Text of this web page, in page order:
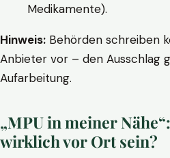
Medikamente).
Hinweis: Behörden schreiben
Anbieter vor – den Ausschlag
Aufarbeitung.
„MPU in meiner
wirklich vor Ort sein?